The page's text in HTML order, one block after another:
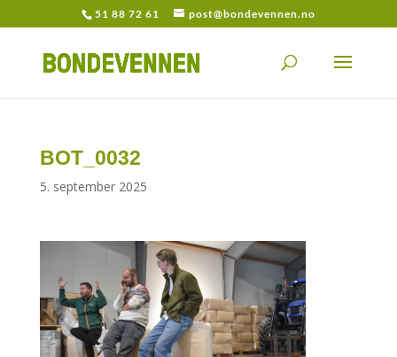
51 88 72 61 post@bondevennen.no
BOT_0032
5. september 2025